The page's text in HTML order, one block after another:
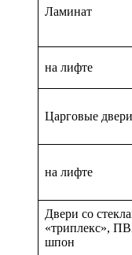
Ламинат
на лифте
Царговые двери
на лифте
Двери со
«триплекс»,
шпон